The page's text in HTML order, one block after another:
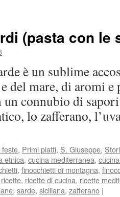
(pasta con le
è un sublime
del mare, di aromi
connubio di
lo zafferano,
feste, Primi piatti, S. Giuseppe,
etnica, cucina mediterranea,
, finocchietti di montagna,
ricette, ricette di cucina, ricette
, sarde, siciliana, zafferano |